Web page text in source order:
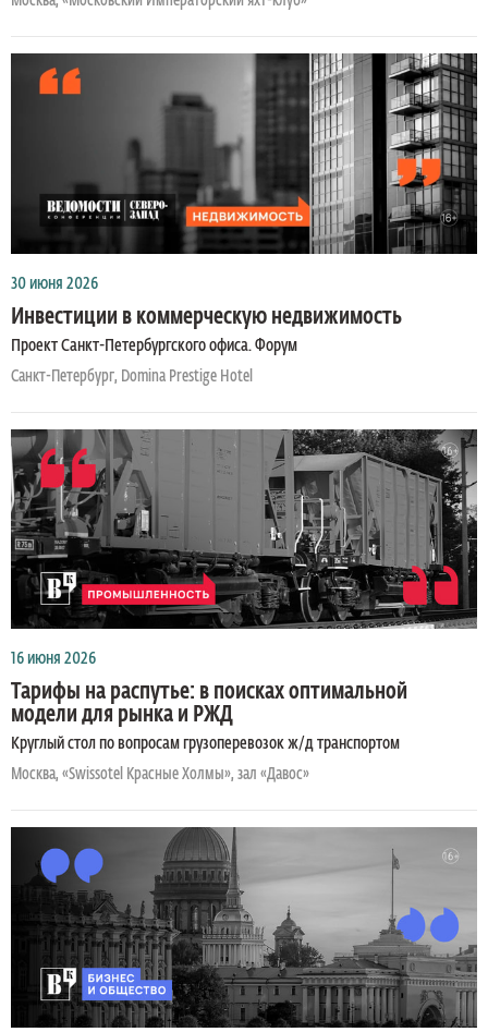
30 июня 2026
Инвестиции в коммерческую недвижимость
Проект Санкт-Петербургского офиса. Форум
Санкт-Петербург, Domina Prestige Hotel
16 июня 2026
Тарифы на распутье: в поисках оптимальной
модели для рынка и РЖД
Круглый стол по вопросам грузоперевозок ж/д транспортом
Москва, «Swissotel Красные Холмы», зал «Давос»